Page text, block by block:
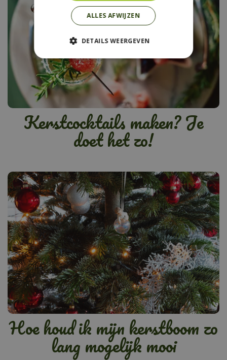
Kerstcocktails maken? Je
doet het zo!
Hoe houd ik mijn kerstboom zo
lang mogelijk mooi
ALLES AFWIJZEN
DETAILS WEERGEVEN